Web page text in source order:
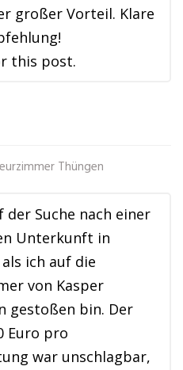
großer Vorteil. Klare
this post.
Thüngen
der Suche nach einer
Unterkunft in
ich auf die
von Kasper
gestoßen bin. Der
Euro pro
war unschlagbar,